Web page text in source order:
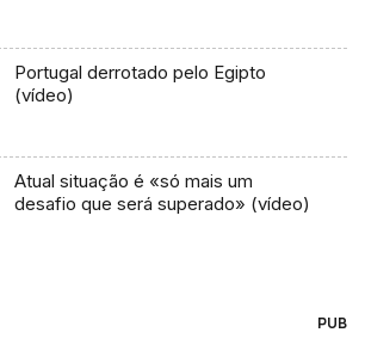
Portugal derrotado pelo Egipto
(vídeo)
Atual situação é «só mais um
desafio que será superado» (vídeo)
PUB